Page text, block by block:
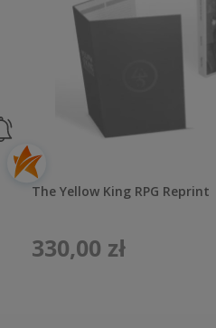
The Yellow King RPG Reprint
330,00 zł